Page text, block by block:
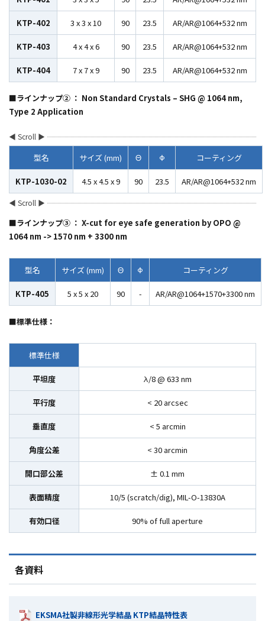
KTP-402 3 x 3 x 10 90 23.5 AR/AR@1064+532 nm
KTP-403 4 x 4 x 6 90 23.5 AR/AR@1064+532 nm
KTP-404 7 x 7 x 9 90 23.5 AR/AR@1064+532 nm
■ラインナップ② ： Non Standard Crystals – SHG @ 1064 nm,
Type 2 Application
型名 サイズ (mm) Θ Φ コーティング
KTP-1030-02 4.5 x 4.5 x 9 90 23.5 AR/AR@1064+532 nm
■ラインナップ③ ： X-cut for eye safe generation by OPO @
1064 nm -> 1570 nm + 3300 nm
型名 サイズ (mm) Θ Φ コーティング
KTP-405 5 x 5 x 20 90 - AR/AR@1064+1570+3300 nm
■標準仕様：
標準仕様
平坦度 λ/8 @ 633 nm
平行度 < 20 arcsec
垂直度 < 5 arcmin
角度公差 < 30 arcmin
開口部公差 ± 0.1 mm
表面精度 10/5 (scratch/dig), MIL-O-13830A
有効口径 90% of full aperture
各資料
EKSMA社製非線形光学結晶 KTP結晶特性表